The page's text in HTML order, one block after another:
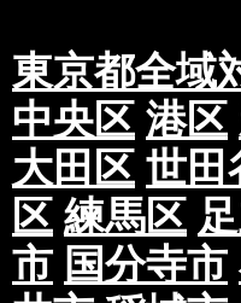
東京都全域
中央区 港区
大田区 世田
区 練馬区
市 国分寺市